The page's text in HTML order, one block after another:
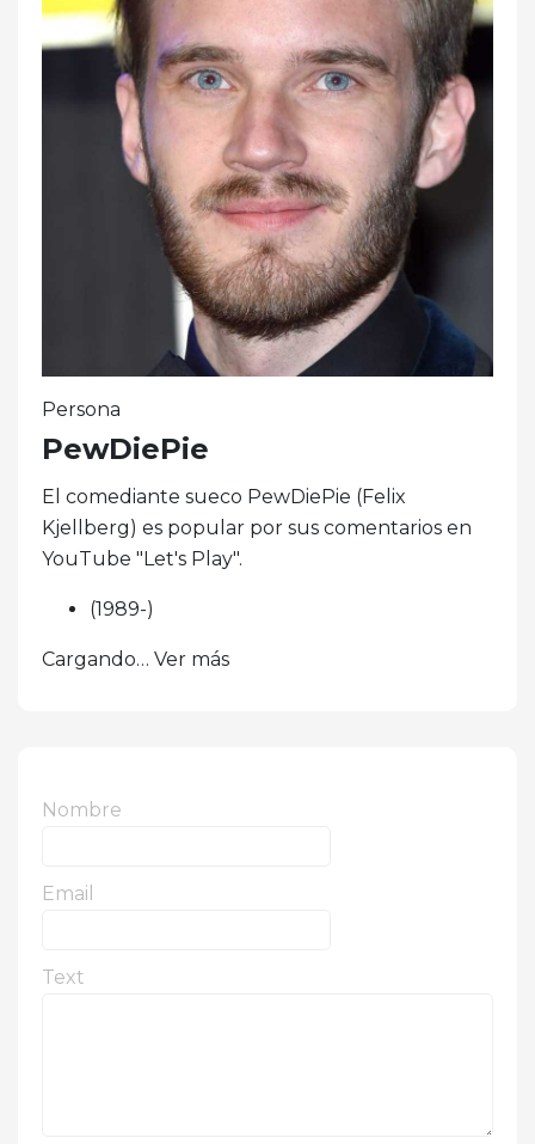
Persona
PewDiePie
El comediante sueco PewDiePie (Felix
Kjellberg) es popular por sus comentarios en
YouTube "Let's Play".
(1989-)
Cargando… Ver más
Nombre
Email
Text